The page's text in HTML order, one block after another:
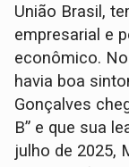
União Brasil,
empresarial e
econômico.
havia boa
Gonçalves
B” e que sua
julho de 2025,